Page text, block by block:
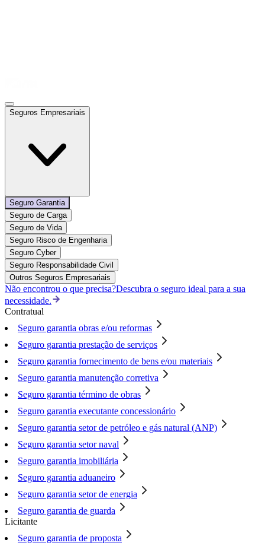
Seguros Empresariais
Seguro Garantia
Seguro de Carga
Seguro de Vida
Seguro Risco de Engenharia
Seguro Cyber
Seguro Responsabilidade Civil
Outros Seguros Empresariais
Não encontrou o que precisa?Descubra o seguro ideal para a sua
necessidade.
Contratual
Seguro garantia obras e/ou reformas
Seguro garantia prestação de serviços
Seguro garantia fornecimento de bens e/ou materiais
Seguro garantia manutenção corretiva
Seguro garantia término de obras
Seguro garantia executante concessionário
Seguro garantia setor de petróleo e gás natural (ANP)
Seguro garantia setor naval
Seguro garantia imobiliária
Seguro garantia aduaneiro
Seguro garantia setor de energia
Seguro garantia de guarda
Licitante
Seguro garantia de proposta